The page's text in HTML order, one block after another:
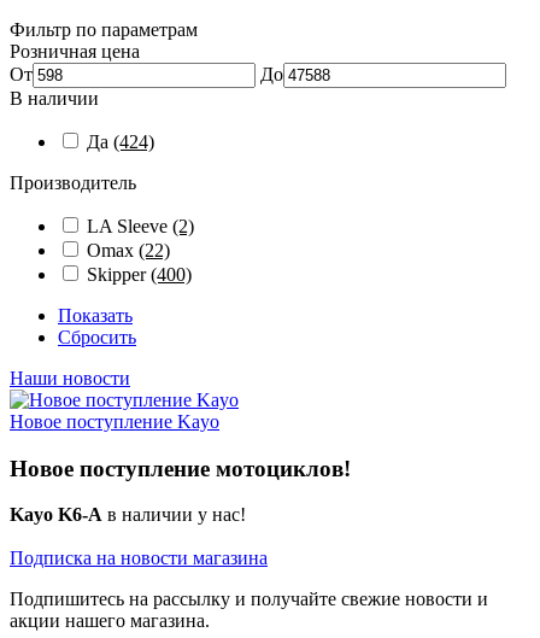
Фильтр по параметрам
Розничная цена
От
До
В наличии
Да (424)
Производитель
LA Sleeve (2)
Omax (22)
Skipper(400)
Показать
Сбросить
Наши новости
Новое поступление Kayo
Новое поступление мотоциклов!
Kayo K6-A в наличии у нас!
Подписка на новости магазина
Подпишитесь на рассылку и получайте свежие новости и
акции нашего магазина.